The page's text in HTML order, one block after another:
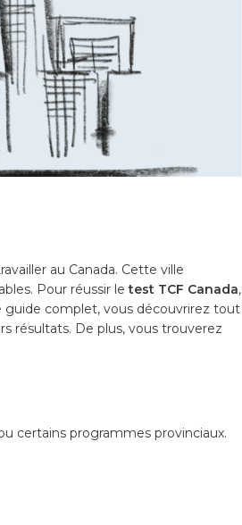
au Canada. Cette ville
Pour réussir letest TCF Canada,
guide complet, vous découvrirez tout
résultats. De plus, vous trouverez
certains programmes provinciaux.